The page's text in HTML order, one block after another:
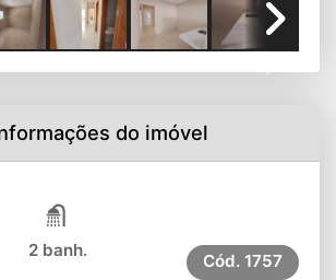
do imóvel
2 banh.
Cód. 1757